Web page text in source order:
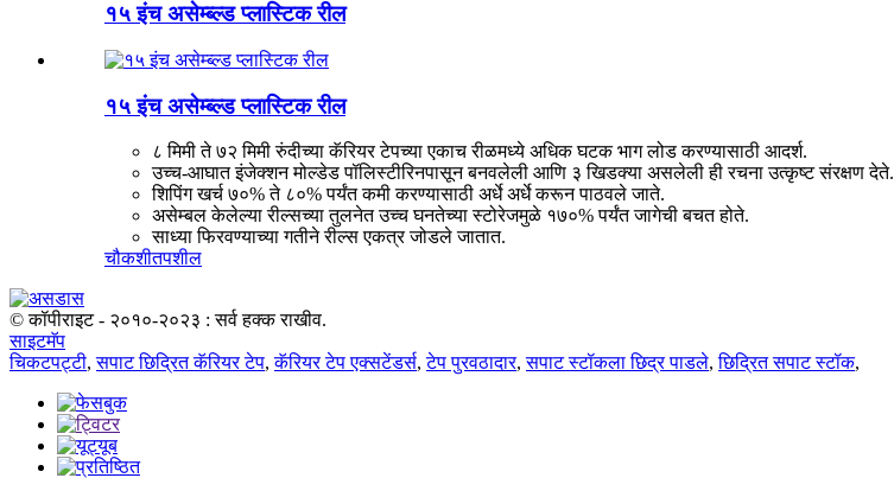
१५ इंच असेम्ब्ल्ड प्लास्टिक रील
१५ इंच असेम्ब्ल्ड प्लास्टिक रील
८ मिमी ते ७२ मिमी रुंदीच्या कॅरियर टेपच्या एकाच रीळमध्ये अधिक घटक भाग लोड करण्यासाठी आदर्श.
उच्च-आघात इंजेक्शन मोल्डेड पॉलिस्टीरिनपासून बनवलेली आणि ३ खिडक्या असलेली ही रचना उत्कृष्ट संरक्षण देते.
शिपिंग खर्च ७०% ते ८०% पर्यंत कमी करण्यासाठी अर्धे अर्धे करून पाठवले जाते.
असेम्बल केलेल्या रील्सच्या तुलनेत उच्च घनतेच्या स्टोरेजमुळे १७०% पर्यंत जागेची बचत होते.
साध्या फिरवण्याच्या गतीने रील्स एकत्र जोडले जातात.
चौकशीतपशील
© कॉपीराइट - २०१०-२०२३ : सर्व हक्क राखीव.
साइटमॅप
चिकटपट्टी,सपाट छिद्रित कॅरियर टेप,कॅरियर टेप एक्सटेंडर्स,टेप पुरवठादार,सपाट स्टॉकला छिद्र पाडले,छिद्रित सपाट स्टॉक,